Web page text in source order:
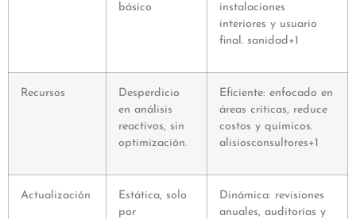
básico
instalaciones
interiores y usuario
final. sanidad+1
Recursos
Desperdicio
en análisis
reactivos, sin
optimización.
Eficiente: enfocado en
áreas críticas, reduce
costos y químicos.
alisiosconsultores+1
Actualización
Estática, solo
por
Dinámica: revisiones
anuales, auditorías y